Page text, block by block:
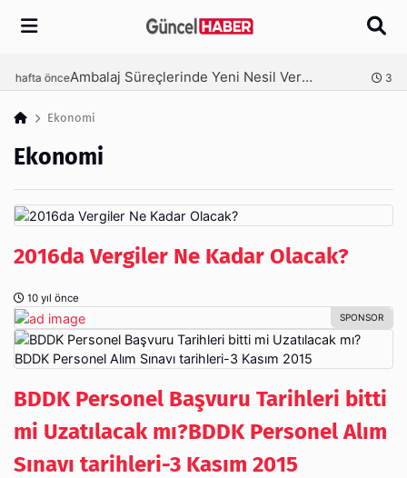
Arama
Ambalaj Süreçlerinde Yeni Nesil Verimliliği Olimpack ile Yakalayın 3 hafta önce
Ekonomi
Ekonomi
2016da Vergiler Ne Kadar Olacak?
10 yıl önce
BDDK Personel Başvuru Tarihleri bitti
mi Uzatılacak mı?BDDK Personel Alım
Sınavı tarihleri-3 Kasım 2015